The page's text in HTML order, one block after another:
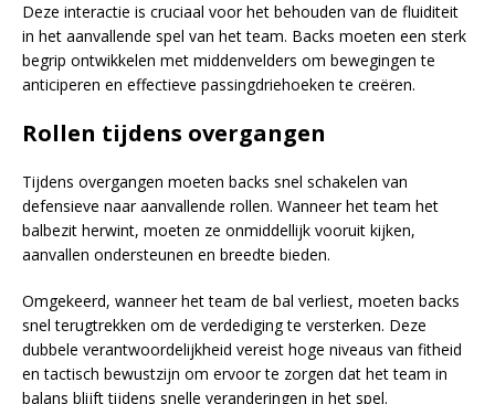
Deze interactie is cruciaal voor het behouden van de fluiditeit
in het aanvallende spel van het team. Backs moeten een sterk
begrip ontwikkelen met middenvelders om bewegingen te
anticiperen en effectieve passingdriehoeken te creëren.
Rollen tijdens overgangen
Tijdens overgangen moeten backs snel schakelen van
defensieve naar aanvallende rollen. Wanneer het team het
balbezit herwint, moeten ze onmiddellijk vooruit kijken,
aanvallen ondersteunen en breedte bieden.
Omgekeerd, wanneer het team de bal verliest, moeten backs
snel terugtrekken om de verdediging te versterken. Deze
dubbele verantwoordelijkheid vereist hoge niveaus van fitheid
en tactisch bewustzijn om ervoor te zorgen dat het team in
balans blijft tijdens snelle veranderingen in het spel.